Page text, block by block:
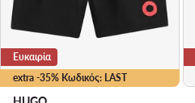
extra -35% Κωδικός: LAST
Ευκαιρία